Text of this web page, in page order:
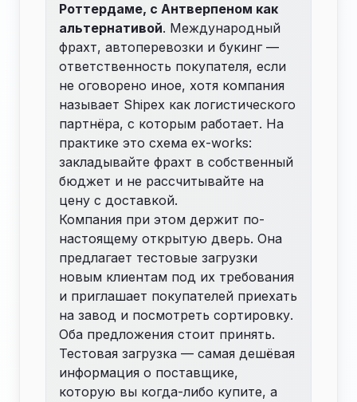
Роттердаме, с Антверпеном как
альтернативой. Международный
фрахт, автоперевозки и букинг —
ответственность покупателя, если
не оговорено иное, хотя компания
называет Shipex как логистического
партнёра, с которым работает. На
практике это схема ex-works:
закладывайте фрахт в собственный
бюджет и не рассчитывайте на
цену с доставкой.
Компания при этом держит по-
настоящему открытую дверь. Она
предлагает тестовые загрузки
новым клиентам под их требования
и приглашает покупателей приехать
на завод и посмотреть сортировку.
Оба предложения стоит принять.
Тестовая загрузка — самая дешёвая
информация о поставщике,
которую вы когда-либо купите, а